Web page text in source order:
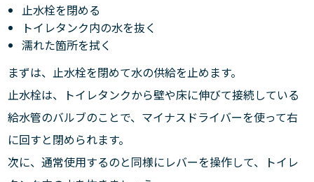
止水栓を閉める
トイレタンク内の水を抜く
濡れた箇所を拭く
まずは、止水栓を閉めて水の供給を止めます。
止水栓は、トイレタンクから壁や床に伸びて接続している
給水管のバルブのことで、マイナスドライバーを使って右
に回すと閉められます。
次に、通常使用するのと同様にレバーを操作して、トイレ